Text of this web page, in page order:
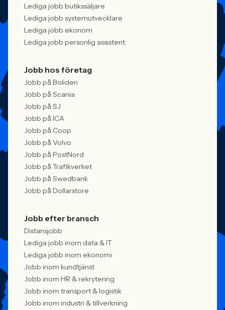
Lediga jobb butikssäljare
Lediga jobb systemutvecklare
Lediga jobb ekonom
Lediga jobb personlig assistent
Jobb hos företag
Jobb på Boliden
Jobb på Scania
Jobb på SJ
Jobb på ICA
Jobb på Coop
Jobb på Volvo
Jobb på PostNord
Jobb på Trafikverket
Jobb på Swedbank
Jobb på Dollarstore
Jobb efter bransch
Distansjobb
Lediga jobb inom data & IT
Lediga jobb inom ekonomi
Jobb inom kundtjänst
Jobb inom HR & rekrytering
Jobb inom transport & logistik
Jobb inom industri & tillverkning